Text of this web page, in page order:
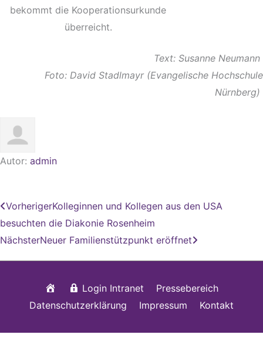
bekommt die Kooperationsurkunde
überreicht.
Text: Susanne Neumann
Foto: David Stadlmayr (Evangelische Hochschule
Nürnberg)
Autor: admin
Zurück
VorherigerKolleginnen und Kollegen aus den USA
besuchten die Diakonie Rosenheim
NächsterNeuer Familienstützpunkt eröffnet
Nächster
StartseiteLogin Intranet
Pressebereich
Datenschutzerklärung
Impressum Kontakt